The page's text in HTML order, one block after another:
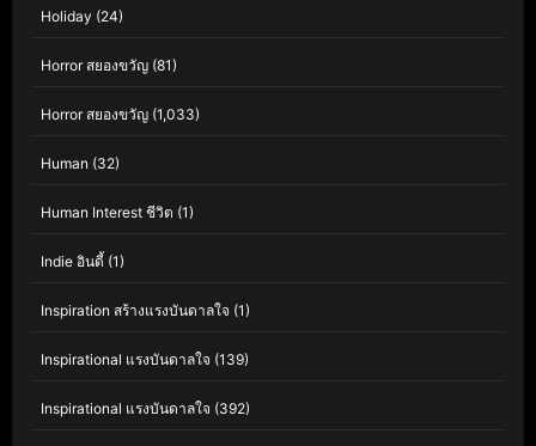
Holiday (24)
Horror สยองขวัญ (81)
Horror สยองขวัญ (1,033)
Human (32)
Human Interest ชีวิต (1)
Indie อินดี้ (1)
Inspiration สร้างแรงบันดาลใจ (1)
Inspirational แรงบันดาลใจ (139)
Inspirational แรงบันดาลใจ (392)